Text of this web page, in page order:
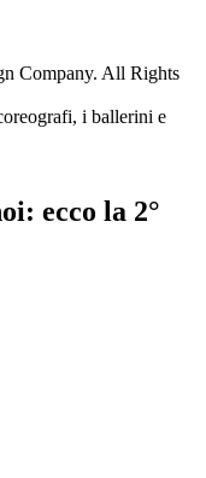
Company. All Rights
i ballerini e
ecco la 2°